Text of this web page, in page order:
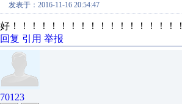
发表于：2016-11-16 20:54:47
好！！！！！！！！！！！！！！！！！！
回复 引用 举报
70123